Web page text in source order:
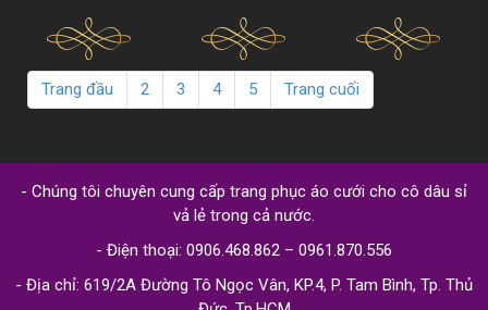
trọng đại?
vừa đẹp, giá cả
hợp lý, được
lựa chọn theo
ý thích và hợp
xu hướng
đang là...
đẹp rực rỡ
trắng thì
những bộ áo
cưới màu đỏ
đẹp cũng được
rất nhiều cô
dâu lựa chọn
đến từng
centimet
cưới cho bà
bầu 4 tháng sẽ
trở nên dễ
dàng với sự
trợ giúp đến từ
váy cưới...
Trang đầu 2 3 4 5 Trang cuối
- Chúng tôi chuyên cung cấp trang phục áo cưới cho cô dâu sỉ
vả lẻ trong cả nước.
- Điện thoại: 0906.468.862 – 0961.870.556
- Địa chỉ: 619/2A Đường Tô Ngọc Vân, KP.4, P. Tam Bình, Tp. Thủ